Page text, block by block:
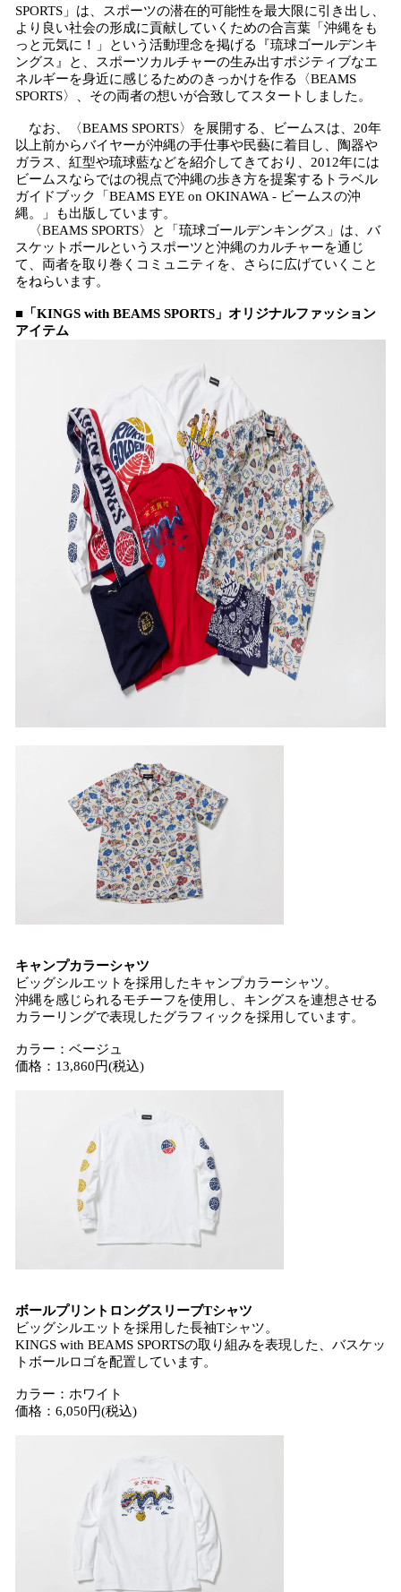
SPORTS」は、スポーツの潜在的可能性を最大限に引き出し、
より良い社会の形成に貢献していくための合言葉「沖縄をも
っと元気に！」という活動理念を掲げる『琉球ゴールデンキ
ングス』と、スポーツカルチャーの生み出すポジティブなエ
ネルギーを身近に感じるためのきっかけを作る〈BEAMS
SPORTS〉、その両者の想いが合致してスタートしました。
なお、〈BEAMS SPORTS〉を展開する、ビームスは、20年
以上前からバイヤーが沖縄の手仕事や民藝に着目し、陶器や
ガラス、紅型や琉球藍などを紹介してきており、2012年には
ビームスならではの視点で沖縄の歩き方を提案するトラベル
ガイドブック「BEAMS EYE on OKINAWA - ビームスの沖
縄。」も出版しています。
〈BEAMS SPORTS〉と「琉球ゴールデンキングス」は、バ
スケットボールというスポーツと沖縄のカルチャーを通じ
て、両者を取り巻くコミュニティを、さらに広げていくこと
をねらいます。
■「KINGS with BEAMS SPORTS」オリジナルファッション
アイテム
キャンプカラーシャツ
ビッグシルエットを採用したキャンプカラーシャツ。
沖縄を感じられるモチーフを使用し、キングスを連想させる
カラーリングで表現したグラフィックを採用しています。
カラー：ベージュ
価格：13,860円(税込)
ボールプリントロングスリーブTシャツ
ビッグシルエットを採用した長袖Tシャツ。
KINGS with BEAMS SPORTSの取り組みを表現した、バスケッ
トボールロゴを配置しています。
カラー：ホワイト
価格：6,050円(税込)